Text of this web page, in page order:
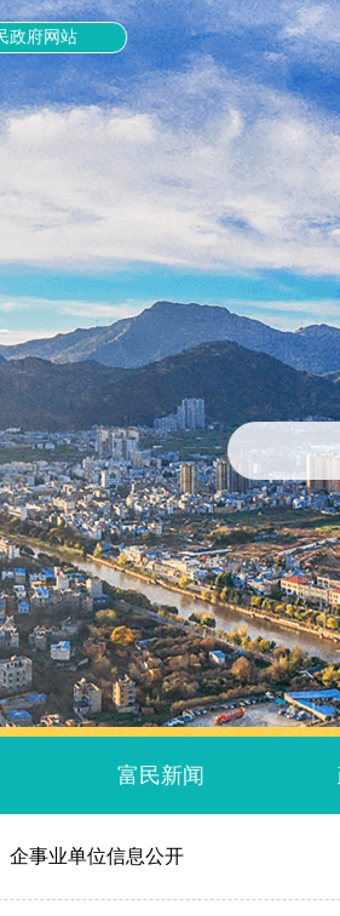
政府网站
富民新闻
企事业单位信息公开